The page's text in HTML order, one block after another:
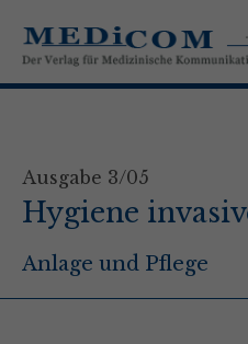
Ausgabe 3/05
Hygiene
Anlage und Pflege